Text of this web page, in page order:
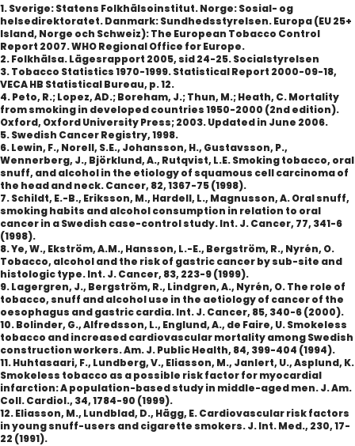
1. Sverige: Statens Folkhälsoinstitut. Norge: Sosial- og
helsedirektoratet. Danmark: Sundhedsstyrelsen. Europa (EU 25+
Island, Norge och Schweiz): The European Tobacco Control
Report 2007. WHO Regional Office for Europe.
2. Folkhälsa. Lägesrapport 2005, sid 24-25. Socialstyrelsen
3. Tobacco Statistics 1970-1999. Statistical Report 2000-09-18,
VECA HB Statistical Bureau, p. 12.
4. Peto, R.; Lopez, AD.; Boreham, J.; Thun, M.; Heath, C. Mortality
from smoking in developed countries 1950-2000 (2nd edition).
Oxford, Oxford University Press; 2003. Updated in June 2006.
5. Swedish Cancer Registry, 1998.
6. Lewin, F., Norell, S.E., Johansson, H., Gustavsson, P.,
Wennerberg, J., Björklund, A., Rutqvist, L.E. Smoking tobacco, oral
snuff, and alcohol in the etiology of squamous cell carcinoma of
the head and neck. Cancer, 82, 1367-75 (1998).
7. Schildt, E.-B., Eriksson, M., Hardell, L., Magnusson, A. Oral snuff,
smoking habits and alcohol consumption in relation to oral
cancer in a Swedish case-control study. Int. J. Cancer, 77, 341-6
(1998).
8. Ye, W., Ekström, A.M., Hansson, L.-E., Bergström, R., Nyrén, O.
Tobacco, alcohol and the risk of gastric cancer by sub-site and
histologic type. Int. J. Cancer, 83, 223-9 (1999).
9. Lagergren, J., Bergström, R., Lindgren, A., Nyrén, O. The role of
tobacco, snuff and alcohol use in the aetiology of cancer of the
oesophagus and gastric cardia. Int. J. Cancer, 85, 340-6 (2000).
10. Bolinder, G., Alfredsson, L., Englund, A., de Faire, U. Smokeless
tobacco and increased cardiovascular mortality among Swedish
construction workers. Am. J. Public Health, 84, 399-404 (1994).
11. Huhtasaari, F., Lundberg, V., Eliasson, M., Janlert, U., Asplund, K.
Smokeless tobacco as a possible risk factor for myocardial
infarction: A population-based study in middle-aged men. J. Am.
Coll. Cardiol., 34, 1784-90 (1999).
12. Eliasson, M., Lundblad, D., Hägg, E. Cardiovascular risk factors
in young snuff-users and cigarette smokers. J. Int. Med., 230, 17-
22 (1991).